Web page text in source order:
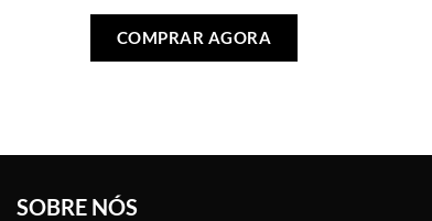
COMPRAR AGORA
tem
opções
SOBRE NÓS